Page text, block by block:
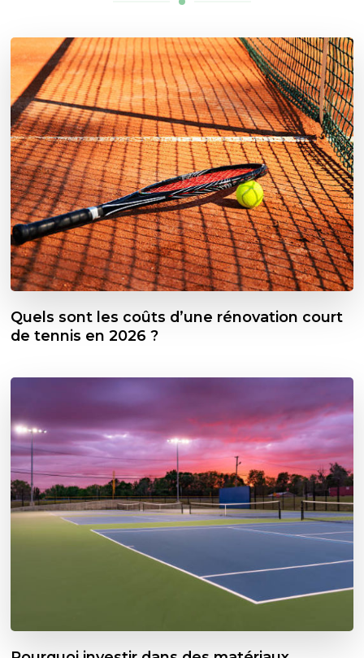
Quels sont les coûts d’une rénovation court
de tennis en 2026 ?